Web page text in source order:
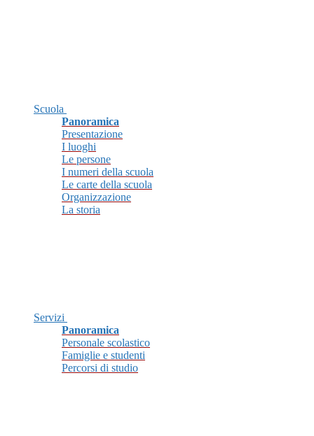
Scuola
Panoramica
Presentazione
I luoghi
Le persone
I numeri della scuola
Le carte della scuola
Organizzazione
La storia
Servizi
Panoramica
Personale scolastico
Famiglie e studenti
Percorsi di studio